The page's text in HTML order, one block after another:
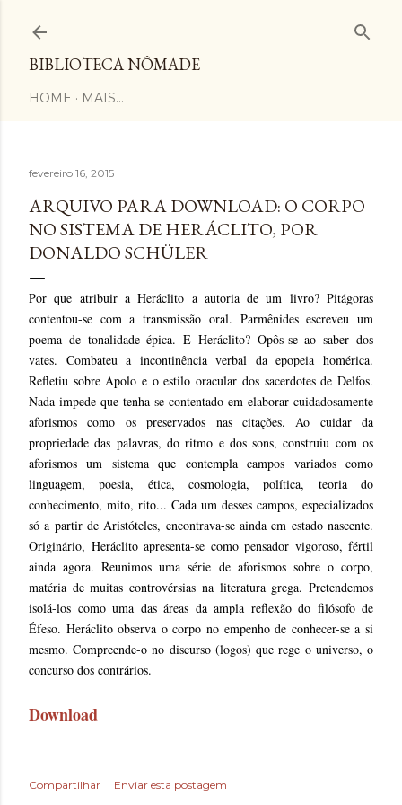
BIBLIOTECA NÔMADE
HOME MAIS…
fevereiro 16, 2015
ARQUIVO PARA DOWNLOAD: O CORPO
NO SISTEMA DE HERÁCLITO, POR
DONALDO SCHÜLER
Por que atribuir a Heráclito a autoria de um livro? Pitágoras
contentou-se com a transmissão oral. Parmênides escreveu um
poema de tonalidade épica. Ε Heráclito? Opôs-se ao saber dos
vates. Combateu a incontinência verbal da epopeia homérica.
Refletiu sobre Apolo e o estilo oracular dos sacerdotes de Delfos.
Nada impede que tenha se contentado em elaborar cuidadosamente
aforismos como os preservados nas citações. Ao cuidar da
propriedade das palavras, do ritmo e dos sons, construiu com os
aforismos um sistema que contempla campos variados como
linguagem, poesia, ética, cosmologia, política, teoria do
conhecimento, mito, rito... Cada um desses campos, especializados
só a partir de Aristóteles, encontrava-se ainda em estado nascente.
Originário, Heráclito apresenta-se como pensador vigoroso, fértil
ainda agora. Reunimos uma série de aforismos sobre o corpo,
matéria de muitas controvérsias na literatura grega. Pretendemos
isolá-los como uma das áreas da ampla reflexão do filósofo de
Éfeso. Heráclito observa o corpo no empenho de conhecer-se a si
mesmo. Compreende-o no discurso (logos) que rege o universo, o
concurso dos contrários.
Download
Compartilhar Enviar esta postagem